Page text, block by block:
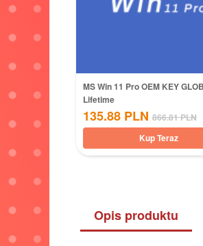
MS Win 11 Pro OEM KEY
Lifetime
135.88 PLN 866.81PLN
Kup Teraz
Opis produktu